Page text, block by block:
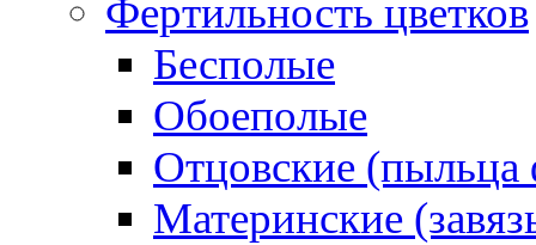
Фертильность цветков
Бесполые
Обоеполые
Отцовские (пыльца
Материнские